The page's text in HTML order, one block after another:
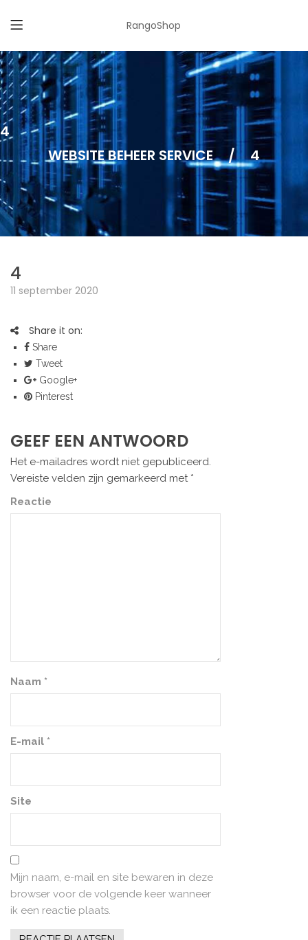
RangoShop
4
WEBSITE BEHEER SERVICE
/ 4
4
11 september 2020
Share it on:
Share
Tweet
Google+
Pinterest
GEEF EEN ANTWOORD
Het e-mailadres wordt niet gepubliceerd.
Vereiste velden zijn gemarkeerd met *
Reactie
Naam *
E-mail *
Site
Mijn naam, e-mail en site bewaren in deze
browser voor de volgende keer wanneer
ik een reactie plaats.